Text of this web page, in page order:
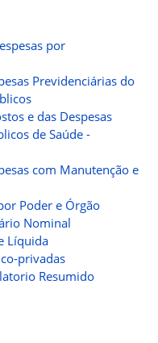
por
Previdenciárias do
e das Despesas
de Saúde -
com Manutenção e
Poder e Órgão
Nominal
Líquida
privadas
Resumido